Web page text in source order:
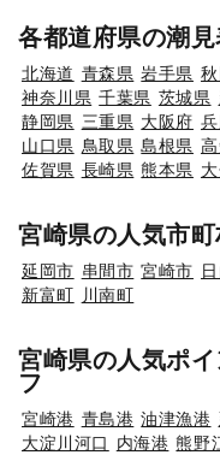
各都道府県の潮
北海道 青森県 岩手県
神奈川県 千葉県 茨城県
静岡県 三重県 大阪府
山口県 鳥取県 島根県
佐賀県 長崎県 熊本県
宮崎県の人気市
延岡市 串間市 宮崎市
新富町
川南町
宮崎県の人気ポ
フ
宮崎港 青島港 油津漁港
大淀川河口
内海港 熊野